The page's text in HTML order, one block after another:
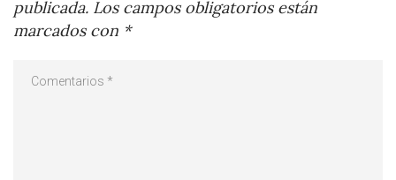
publicada. Los campos obligatorios están
marcados con *